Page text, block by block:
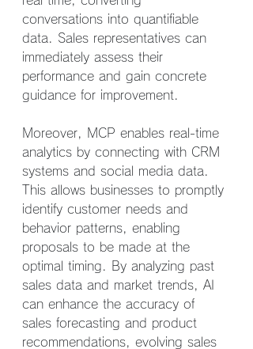
conversations into quantifiable
data. Sales representatives can
immediately assess their
performance and gain concrete
guidance for improvement.
Moreover, MCP enables real-time
analytics by connecting with CRM
systems and social media data.
This allows businesses to promptly
identify customer needs and
behavior patterns, enabling
proposals to be made at the
optimal timing. By analyzing past
sales data and market trends, AI
can enhance the accuracy of
sales forecasting and product
recommendations, evolving sales